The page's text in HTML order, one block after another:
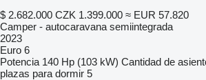
$ 2.682.000 CZK 1.399.000 ≈ EUR 57.820
Camper - autocaravana semiintegrada
2023
Euro 6
Potencia 140 Hp (103 kW) Cantidad de
plazas para dormir 5